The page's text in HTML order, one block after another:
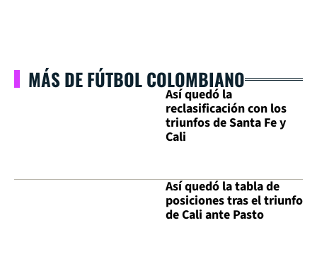
MÁS DE FÚTBOL COLOMBIANO
Así quedó la
reclasificación con los
triunfos de Santa Fe y
Cali
Así quedó la tabla de
posiciones tras el triunfo
de Cali ante Pasto